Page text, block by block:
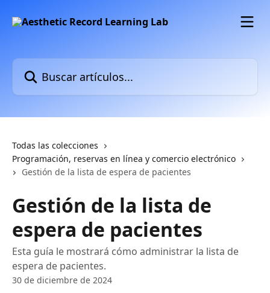
Buscar artículos...
Todas las colecciones
Programación, reservas en línea y comercio electrónico
Gestión de la lista de espera de pacientes
Gestión de la lista de
espera de pacientes
Esta guía le mostrará cómo administrar la lista de
espera de pacientes.
30 de diciembre de 2024